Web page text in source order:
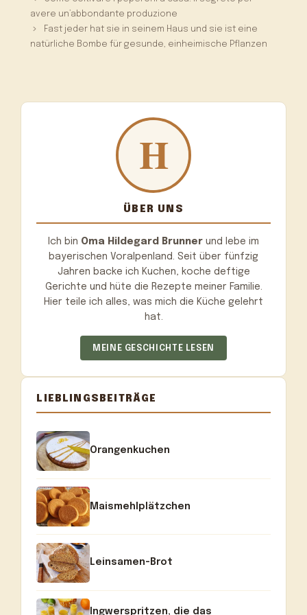
avere un’abbondante produzione
Fast jeder hat sie in seinem Haus und sie ist eine
natürliche Bombe für gesunde, einheimische Pflanzen
ÜBER UNS
Ich bin Oma Hildegard Brunner und lebe im
bayerischen Voralpenland. Seit über fünfzig
Jahren backe ich Kuchen, koche deftige
Gerichte und hüte die Rezepte meiner Familie.
Hier teile ich alles, was mich die Küche gelehrt
hat.
MEINE GESCHICHTE LESEN
LIEBLINGSBEITRÄGE
Orangenkuchen
Maismehlplätzchen
Leinsamen-Brot
Ingwerspritzen, die das